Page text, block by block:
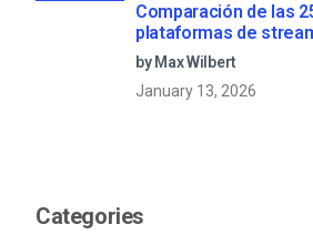
Comparación de las
plataformas de
2025
by Max Wilbert
January 13, 2026
Categories